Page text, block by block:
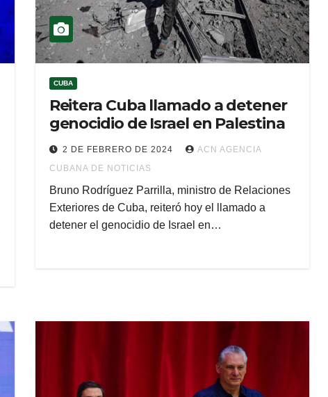
CUBA
Reitera Cuba llamado a detener
genocidio de Israel en Palestina
2 DE FEBRERO DE 2024
ACN AGENCIA
CUBANA DE NOTICIAS
Bruno Rodríguez Parrilla, ministro de Relaciones
Exteriores de Cuba, reiteró hoy el llamado a
detener el genocidio de Israel en…